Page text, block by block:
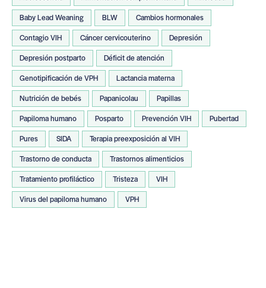
Baby Lead Weaning
BLW
Cambios hormonales
Contagio VIH
Cáncer cervicouterino
Depresión
Depresión postparto
Déficit de atención
Genotipificación de VPH
Lactancia materna
Nutrición de bebés
Papanicolau
Papillas
Papiloma humano
Posparto Prevención VIH
Pubertad
Pures
SIDA
Terapia preexposición al VIH
Trastorno de conducta
Trastornos alimenticios
Tratamiento profiláctico
Tristeza
VIH
Virus del papiloma humano
VPH